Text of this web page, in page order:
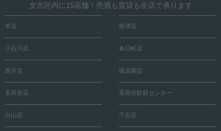
文京区内に15店舗！売買も賃貸も全店で承ります
本店 根津店
小石川店 春日町店
西片店 後楽園店
茗荷谷店 茗荷谷駅前センター
白山店 千石店